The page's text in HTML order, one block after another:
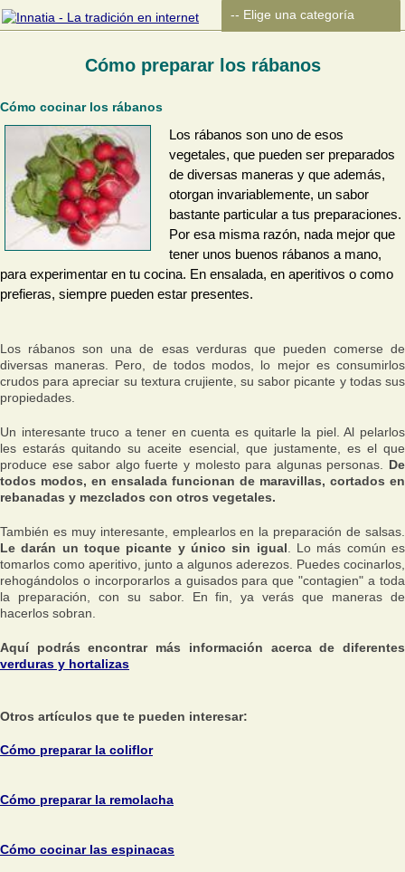
Cómo preparar los rábanos
Cómo cocinar los rábanos
Los rábanos son uno de esos
vegetales, que pueden ser preparados
de diversas maneras y que además,
otorgan invariablemente, un sabor
bastante particular a tus preparaciones.
Por esa misma razón, nada mejor que
tener unos buenos rábanos a mano,
para experimentar en tu cocina. En ensalada, en aperitivos o como
prefieras, siempre pueden estar presentes.
Los rábanos son una de esas verduras que pueden comerse de
diversas maneras. Pero, de todos modos, lo mejor es consumirlos
crudos para apreciar su textura crujiente, su sabor picante y todas sus
propiedades.
Un interesante truco a tener en cuenta es quitarle la piel. Al pelarlos
les estarás quitando su aceite esencial, que justamente, es el que
produce ese sabor algo fuerte y molesto para algunas personas. De
todos modos, en ensalada funcionan de maravillas, cortados en
rebanadas y mezclados con otros vegetales.
También es muy interesante, emplearlos en la preparación de salsas.
Le darán un toque picante y único sin igual . Lo más común es
tomarlos como aperitivo, junto a algunos aderezos. Puedes cocinarlos,
rehogándolos o incorporarlos a guisados para que "contagien" a toda
la preparación, con su sabor. En fin, ya verás que maneras de
hacerlos sobran.
Aquí podrás encontrar más información acerca de diferentes
verduras y hortalizas
Otros artículos que te pueden interesar:
Cómo preparar la coliflor
Cómo preparar la remolacha
Cómo cocinar las espinacas